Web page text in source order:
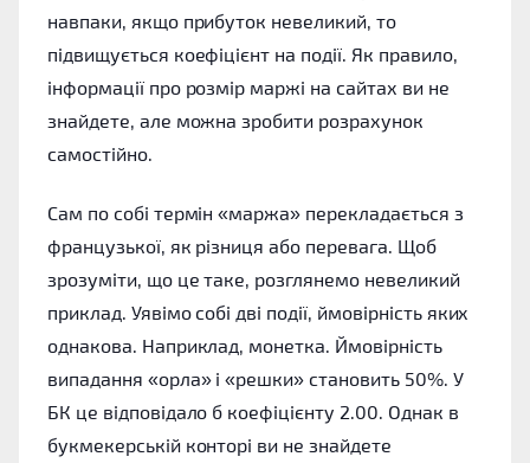
навпаки, якщо прибуток невеликий, то
підвищується коефіцієнт на події. Як правило,
інформації про розмір маржі на сайтах ви не
знайдете, але можна зробити розрахунок
самостійно.
Сам по собі термін «маржа» перекладається з
французької, як різниця або перевага. Щоб
зрозуміти, що це таке, розглянемо невеликий
приклад. Уявімо собі дві події, ймовірність яких
однакова. Наприклад, монетка. Ймовірність
випадання «орла» і «решки» становить 50%. У
БК це відповідало б коефіцієнту 2.00. Однак в
букмекерській конторі ви не знайдете